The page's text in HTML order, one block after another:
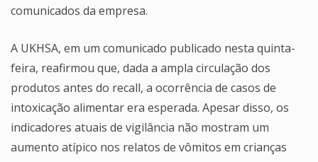
comunicados da empresa.
A UKHSA, em um comunicado publicado nesta quinta-
feira, reafirmou que, dada a ampla circulação dos
produtos antes do recall, a ocorrência de casos de
intoxicação alimentar era esperada. Apesar disso, os
indicadores atuais de vigilância não mostram um
aumento atípico nos relatos de vômitos em crianças